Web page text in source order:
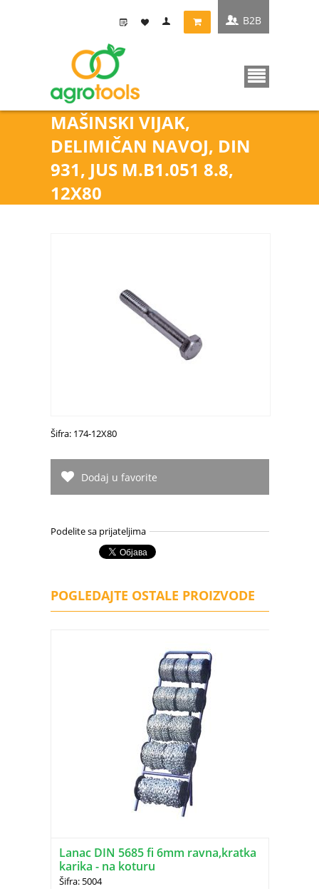
MAŠINSKI VIJAK,
DELIMIČAN NAVOJ, DIN
931, JUS M.B1.051 8.8,
12X80
B2B
Šifra: 174-12X80
Dodaj u favorite
Podelite sa prijateljima
POGLEDAJTE OSTALE PROIZVODE
Lanac DIN 5685 fi 6mm ravna,kratka
karika - na koturu
Šifra: 5004